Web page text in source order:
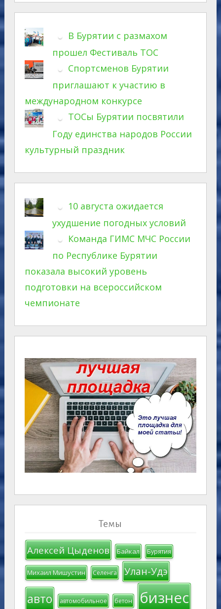
В Бурятии с размахом
прошел Фестиваль ТОС
Спортсменов Бурятии
приглашают к участию в
международном конкурсе
ТОСы Бурятии посвятили
Году единства народов России
культурный праздник
10 августа ожидается
ухудшение погодных условий
Команда ГИМС МЧС России
по Республике Бурятии
показала высокий уровень
подготовки на всероссийском
чемпионате
Темы
Алексей Цыденов Байкал Бурятия
Михаил Мишустин Селенга Улан-Удэ
авто автомобильное бетон бизнес